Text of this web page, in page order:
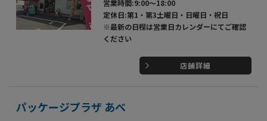
営業時間:9:00～18:00
定休日:第1・第3土曜日・日曜日・祝日
※最新の日程は営業日カレンダーにてご確認
ください
店舗詳細
パッケージプラザ あべ